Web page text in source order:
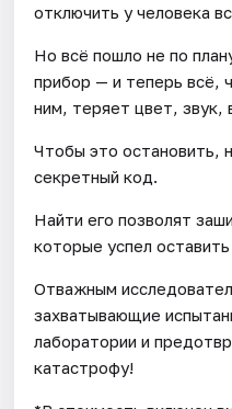
отключить у человека
Но всё пошло не по
прибор — и теперь всё,
ним, теряет цвет, звук,
Чтобы это остановить,
секретный код.
Найти его позволят
которые успел
Отважным
захватывающие
лаборатории и
катастрофу!